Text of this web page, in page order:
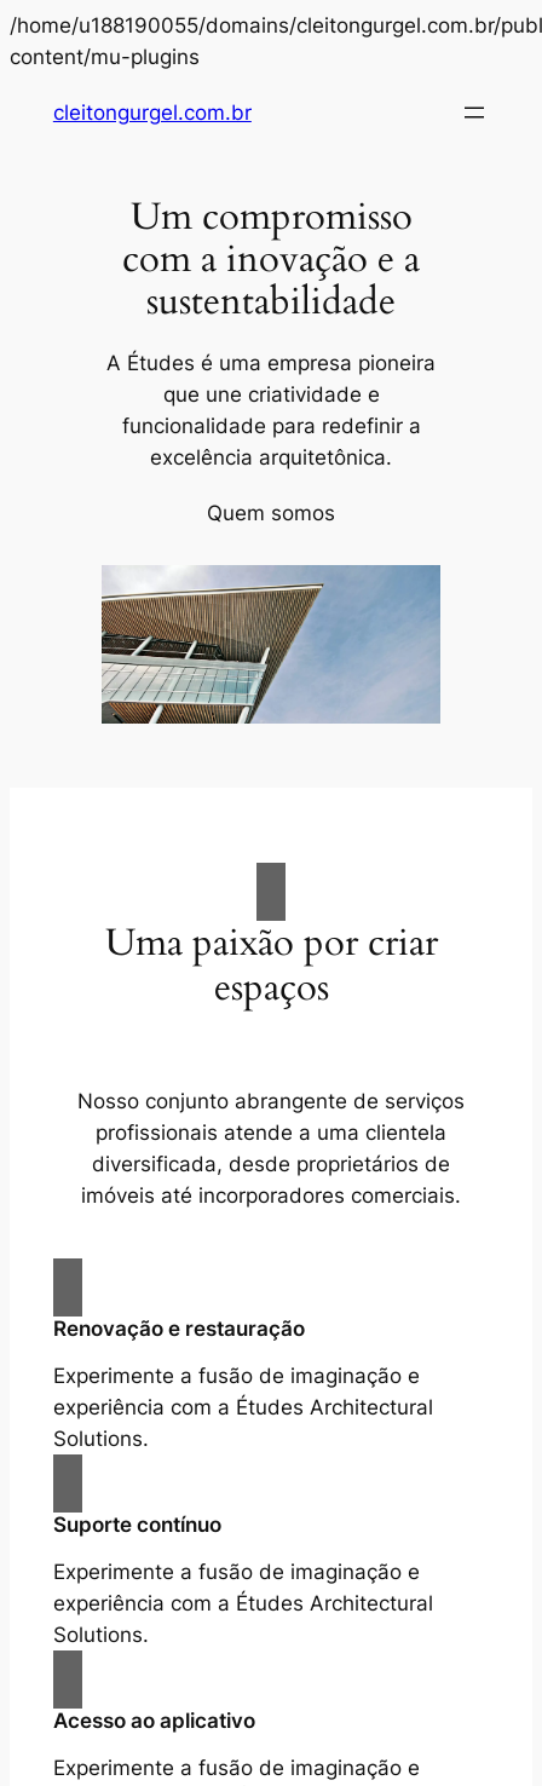
/home/u188190055/domains/cleitongurgel.com.br/
content/mu-plugins
o
cleitongurgel.com.br
Um compromisso
com a inovação e a
sustentabilidade
A Études é uma empresa pioneira
que une criatividade e
funcionalidade para redefinir a
excelência arquitetônica.
Quem somos
Uma paixão por criar
espaços
Nosso conjunto abrangente de serviços
profissionais atende a uma clientela
diversificada, desde proprietários de
imóveis até incorporadores comerciais.
Renovação e restauração
Experimente a fusão de imaginação e
experiência com a Études Architectural
Solutions.
Suporte contínuo
Experimente a fusão de imaginação e
experiência com a Études Architectural
Solutions.
Acesso ao aplicativo
Experimente a fusão de imaginação e